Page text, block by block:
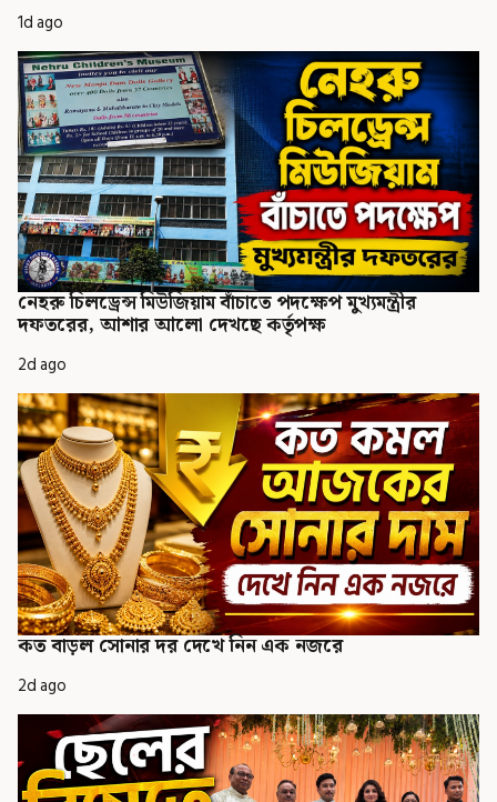
1d ago
নেহরু চিলড্রেন্স মিউজিয়াম বাঁচাতে পদক্ষেপ মুখ্যমন্ত্রীর
দফতরের, আশার আলো দেখছে কর্তৃপক্ষ
2d ago
কত বাড়ল সোনার দর দেখে নিন এক নজরে
2d ago